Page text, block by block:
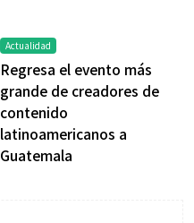
Actualidad
Regresa el evento más
grande de creadores de
contenido
latinoamericanos a
Guatemala